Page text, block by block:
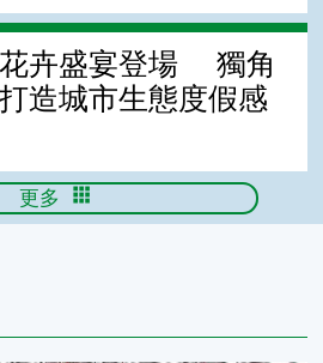
卉盛宴登場 獨角
造城市生態度假感
更多